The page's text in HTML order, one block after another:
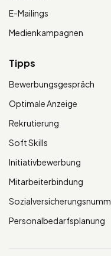
E-Mailings
Medienkampagnen
Tipps
Bewerbungsgespräch
Optimale Anzeige
Rekrutierung
Soft Skills
Initiativbewerbung
Mitarbeiterbindung
Personalbedarfsplanung